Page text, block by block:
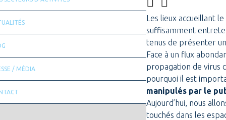
/ MÉDIA
Les lieux accueillant
suffisamment
tenus de présenter
Face à un flux
propagation de virus
pourquoi il est
manipulés par le
Aujourd’hui, nous
touchés dans les